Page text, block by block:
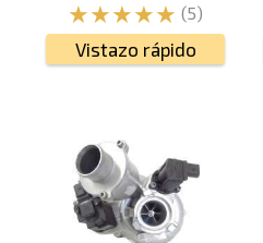
(5)
Vistazo rápido